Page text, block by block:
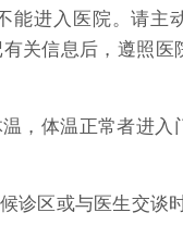
能进入医院。请主
关信息后，遵照医
，体温正常者进入
诊区或与医生交谈